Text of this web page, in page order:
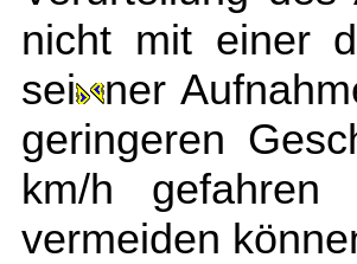
nicht mit einer
sei
ner
geringeren
km/h
vermeiden